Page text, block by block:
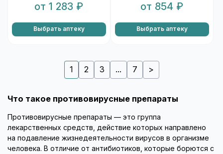
от 1 283 ₽
Выбрать аптеку
от 854 ₽
Выбрать аптеку
1 2 3 ... 7 >
Что такое противовирусные препараты
Противовирусные препараты — это группа
лекарственных средств, действие которых направлено
на подавление жизнедеятельности вирусов в организме
человека. В отличие от антибиотиков, которые борются с